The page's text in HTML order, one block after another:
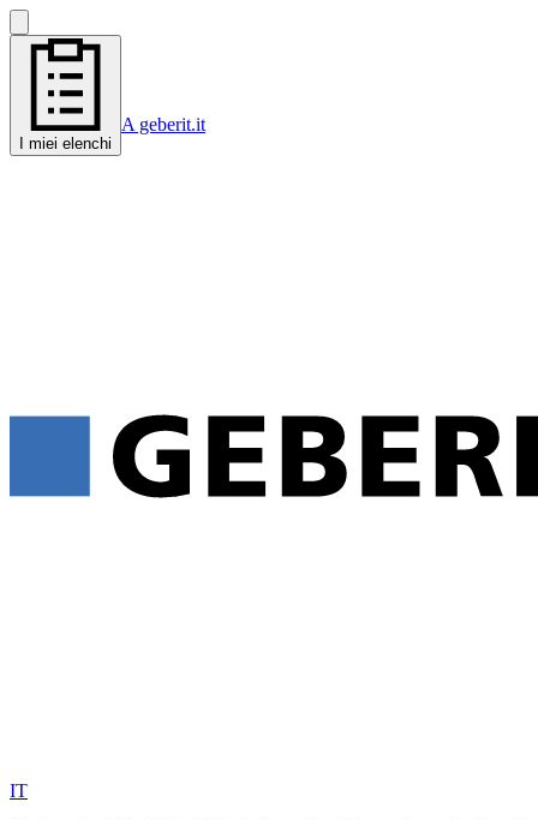
I miei elenchi
A geberit.it
IT